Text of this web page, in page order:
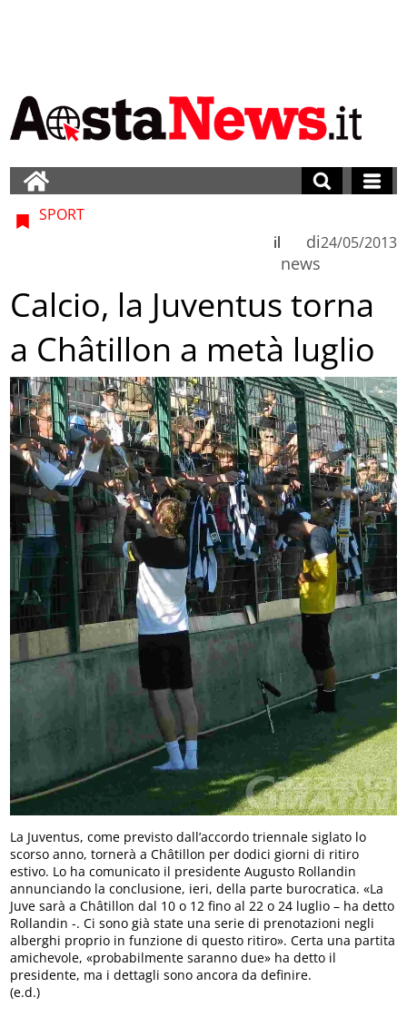
SPORT
di
news
il 24/05/2013
Calcio, la Juventus torna
a Châtillon a metà luglio
La Juventus, come previsto dall’accordo triennale siglato lo
scorso anno, tornerà a Châtillon per dodici giorni di ritiro
estivo. Lo ha comunicato il presidente Augusto Rollandin
annunciando la conclusione, ieri, della parte burocratica. «La
Juve sarà a Châtillon dal 10 o 12 fino al 22 o 24 luglio – ha detto
Rollandin -. Ci sono già state una serie di prenotazioni negli
alberghi proprio in funzione di questo ritiro». Certa una partita
amichevole, «probabilmente saranno due» ha detto il
presidente, ma i dettagli sono ancora da definire.
(e.d.)